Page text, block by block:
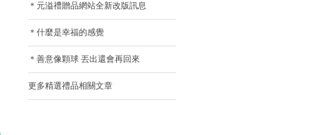
＊元溢禮贈品網站全新改版訊息
＊什麼是幸福的感覺
＊善意像顆球 丟出還會再回來
更多精選禮品相關文章